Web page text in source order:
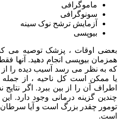
ماموگرافی
سونوگرافی
آزمایش ترشح نوک سینه
بیوپسی
بعضی اوقات ، پزشک توصیه می
همزمان بیوپسی انجام دهید. آنها
که به نظر می رسد آسیب دیده را از
یا ممکن است کل ناحیه ، از
اطراف آن را از بین ببرد. اگر
چندین گزینه درمانی وجود دارد.
تومور چقدر بزرگ است و آیا
است.